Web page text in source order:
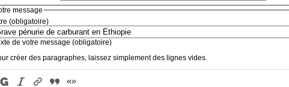
message
(obligatoire)
de votre message (obligatoire)
créer des paragraphes, laissez simplement des lignes vides.